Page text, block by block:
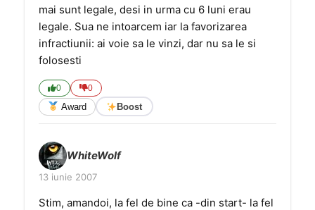
mai sunt legale, desi in urma cu 6 luni erau
legale. Sua ne intoarcem iar la favorizarea
infractiunii: ai voie sa le vinzi, dar nu sa le si
folosesti
0 0
Award Boost
WhiteWolf
13 iunie 2007
Stim, amandoi, la fel de bine ca -din start- la fel